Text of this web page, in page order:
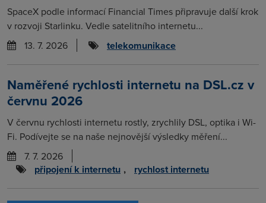
SpaceX podle informací Financial Times připravuje další krok
v rozvoji Starlinku. Vedle satelitního internetu...
13. 7. 2026
telekomunikace
Naměřené rychlosti internetu na DSL.cz v
červnu 2026
V červnu rychlosti internetu rostly, zrychlily DSL, optika i Wi-
Fi. Podívejte se na naše nejnovější výsledky měření...
7. 7. 2026
připojení k internetu , rychlost internetu